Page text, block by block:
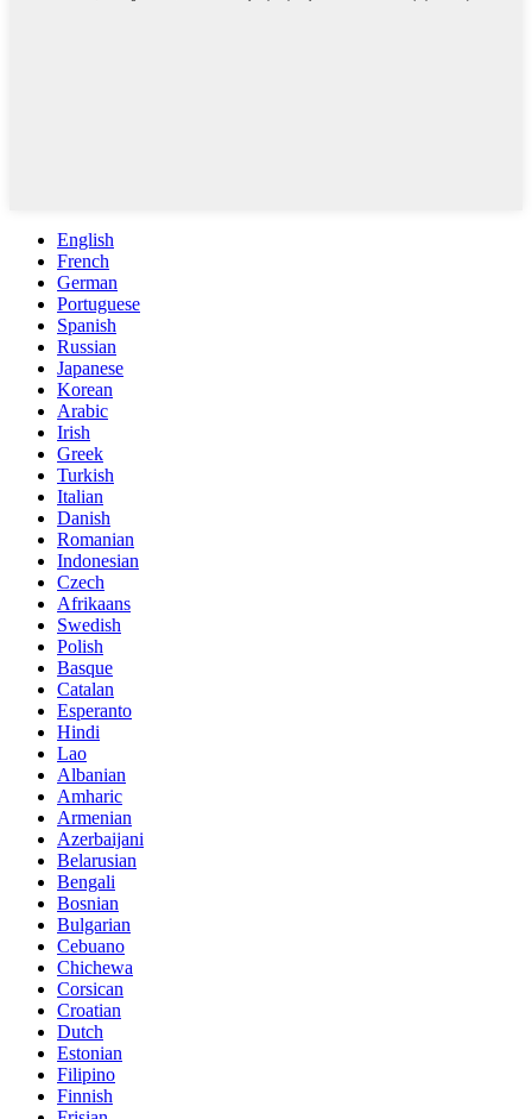
English
French
German
Portuguese
Spanish
Russian
Japanese
Korean
Arabic
Irish
Greek
Turkish
Italian
Danish
Romanian
Indonesian
Czech
Afrikaans
Swedish
Polish
Basque
Catalan
Esperanto
Hindi
Lao
Albanian
Amharic
Armenian
Azerbaijani
Belarusian
Bengali
Bosnian
Bulgarian
Cebuano
Chichewa
Corsican
Croatian
Dutch
Estonian
Filipino
Finnish